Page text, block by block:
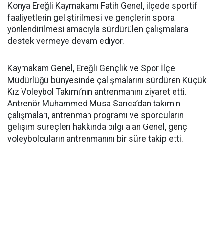
Konya Ereğli Kaymakamı Fatih Genel, ilçede sportif
faaliyetlerin geliştirilmesi ve gençlerin spora
yönlendirilmesi amacıyla sürdürülen çalışmalara
destek vermeye devam ediyor.
Kaymakam Genel, Ereğli Gençlik ve Spor İlçe
Müdürlüğü bünyesinde çalışmalarını sürdüren Küçük
Kız Voleybol Takımı’nın antrenmanını ziyaret etti.
Antrenör Muhammed Musa Sarıca’dan takımın
çalışmaları, antrenman programı ve sporcuların
gelişim süreçleri hakkında bilgi alan Genel, genç
voleybolcuların antrenmanını bir süre takip etti.